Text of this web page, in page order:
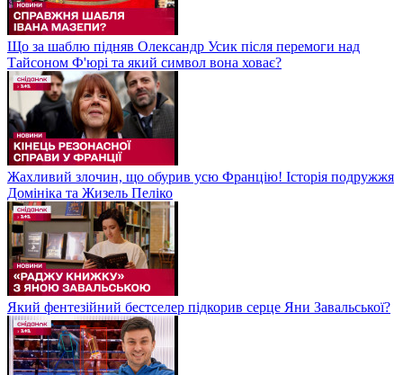
Що за шаблю підняв Олександр Усик після перемоги над
Тайсоном Ф'юрі та який символ вона ховає?
Жахливий злочин, що обурив усю Францію! Історія подружжя
Домініка та Жизель Пеліко
Який фентезійний бестселер підкорив серце Яни Завальської?